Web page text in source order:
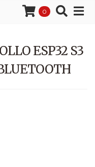
0
ESP32 S3